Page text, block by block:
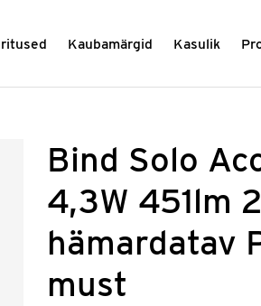
Kaubamärgid Kasulik
Bind Solo
4,3W 451lm
hämardatav
must